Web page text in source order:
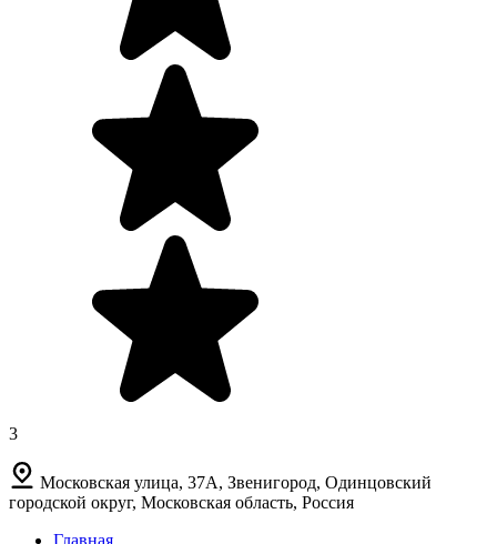
3
Московская улица, 37А, Звенигород, Одинцовский
городской округ, Московская область, Россия
Главная